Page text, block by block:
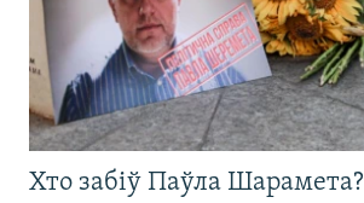
Хто забіў Паўла Шарамета?